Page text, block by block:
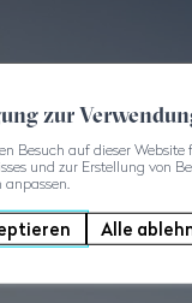
zur
Besuch auf dieser
und zur Erstellung von
Alle